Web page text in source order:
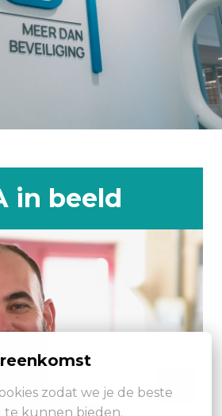
zodat we je de beste
te kunnen bieden.
in beeld